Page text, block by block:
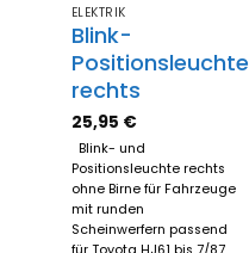
ELEKTRIK
Blink-
Positionsleuchte
rechts
25,95 €
Blink- und
Positionsleuchte rechts
ohne Birne für Fahrzeuge
mit runden
Scheinwerfern passend